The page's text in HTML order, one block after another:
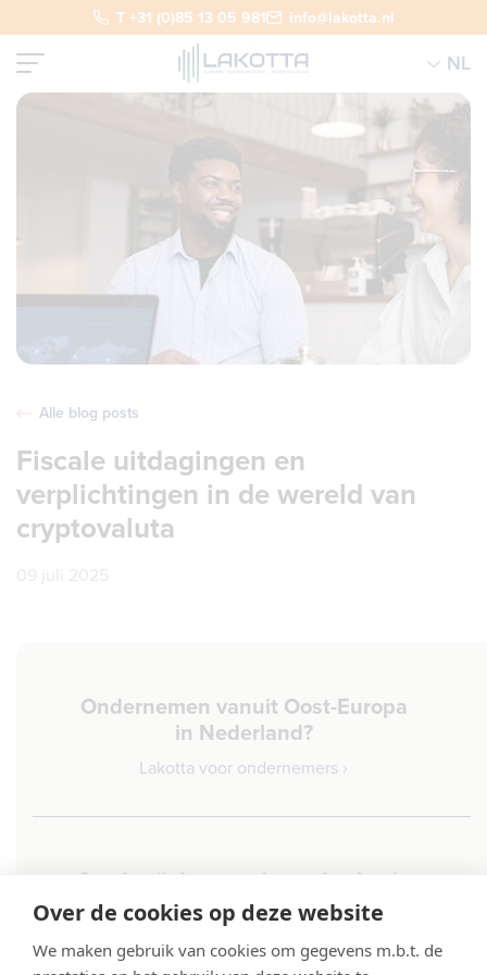
Over de cookies op deze website
We maken gebruik van cookies om gegevens m.b.t. de
T +31 (0)85 13 05 981 info@lakotta.nl
NL
Alle blog posts
Fiscale uitdagingen en
verplichtingen in de wereld van
cryptovaluta
Ondernemen vanuit Oost-Europa
in Nederland?
Lakotta voor ondernemers ›
Goed geïnformeerd aan de slag in
Nederland
Lakotta voor werknemers ›